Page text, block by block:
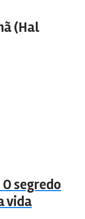
(Hal
segredo
vida